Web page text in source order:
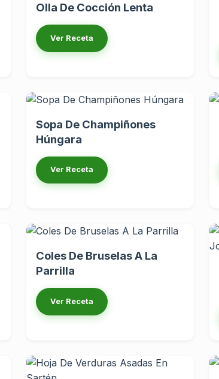
Olla De Cocción Lenta
Ver Receta
Sopa De Champiñones
Húngara
Ver Receta
Coles De Bruselas A La
Parrilla
Ver Receta